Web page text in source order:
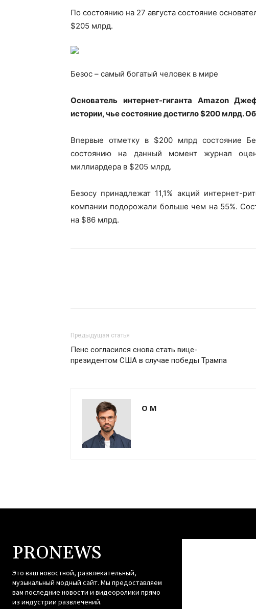
По состоянию на 27 августа состояние
$205 млрд.
Безос – самый богатый человек в мире
Основатель интернет-гиганта Amazon
истории, чье состояние достигло $200 млрд.
Впервые отметку в $200 млрд состояние
состоянию на данный момент журнал
миллиардера в $205 млрд.
Безосу принадлежат 11,1% акций интернет-
компании подорожали больше чем на 55%.
на $86 млрд.
Предыдущая статья
Пенс согласился снова стать вице-
президентом США в случае победы Трампа
О М
PRONEWS
Это ваш новостной, развлекательный,
музыкальный модный сайт. Мы предоставляем
вам последние новости и видеоролики прямо
из индустрии развлечений.